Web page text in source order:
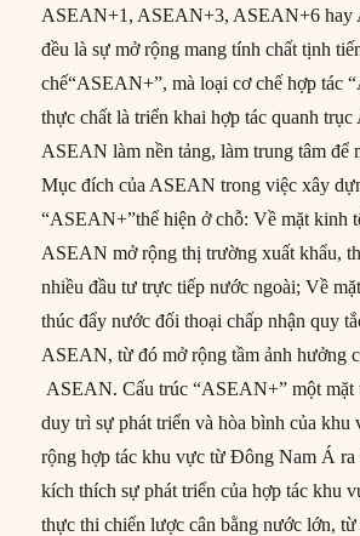
ASEAN+1, ASEAN+3, ASEAN+6 hay
đều là sự mở rộng mang tính chất tịnh
chế“ASEAN+”, mà loại cơ chế hợp tác
thực chất là triển khai hợp tác quanh
ASEAN làm nền tảng, làm trung tâm để
Mục đích của ASEAN trong việc xây
“ASEAN+”thể hiện ở chỗ: Về mặt kinh
ASEAN mở rộng thị trường xuất khẩu,
nhiều đầu tư trực tiếp nước ngoài; Về
thúc đẩy nước đối thoại chấp nhận quy
ASEAN, từ đó mở rộng tầm ảnh hưởng
ASEAN. Cấu trúc “ASEAN+” một mặt
duy trì sự phát triển và hòa bình của khu
rộng hợp tác khu vực từ Đông Nam Á
kích thích sự phát triển của hợp tác khu
thực thi chiến lược cân bằng nước lớn,